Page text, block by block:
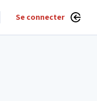
Se connecter